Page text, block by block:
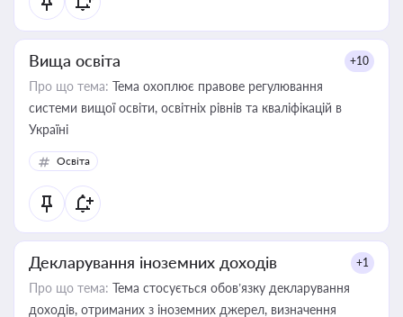
Вища освіта +10
Про що тема: Тема охоплює правове регулювання
системи вищої освіти, освітніх рівнів та кваліфікацій в
Україні
Освіта
Декларування іноземних доходів +1
Про що тема: Тема стосується обов’язку декларування
доходів, отриманих з іноземних джерел, визначення